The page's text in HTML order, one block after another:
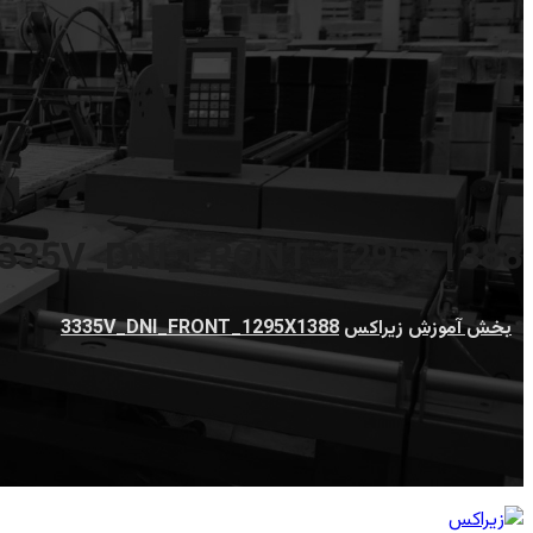
بخش آموزش زیراکس 3335V_DNI_FRONT_1295X1388